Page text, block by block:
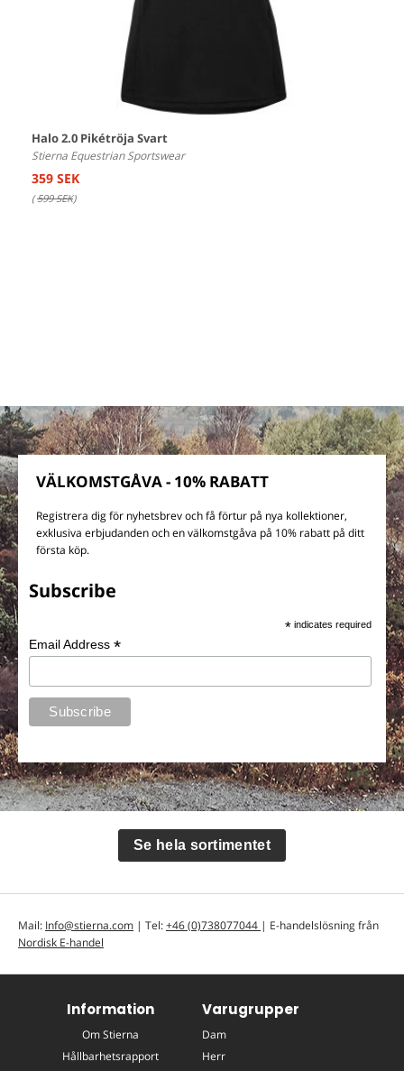
Halo 2.0 Pikétröja Svart
Stierna Equestrian Sportswear
359 SEK
(599 SEK)
VÄLKOMSTGÅVA - 10% RABATT
Registrera dig för nyhetsbrev och få förtur på nya kollektioner,
exklusiva erbjudanden och en välkomstgåva på 10% rabatt på ditt
första köp.
Subscribe
* indicates required
Email Address*
Se hela sortimentet
Mail: Info@stierna.com | Tel:+46 (0)738077044 | E-handelslösning från
Nordisk E-handel
Information
Om Stierna
Hållbarhetsrapport
Varugrupper
Dam
Herr